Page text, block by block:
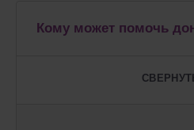
Кому может помочь